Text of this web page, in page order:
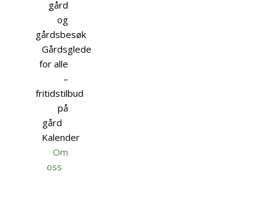
gård
og
gårdsbesøk
Gårdsglede
for alle
–
fritidstilbud
på
gård
Kalender
Om
oss